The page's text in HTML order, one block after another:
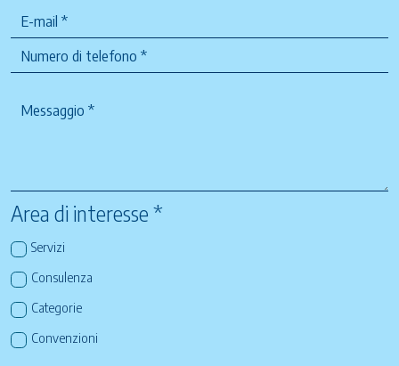
Area di interesse *
Servizi
Consulenza
Categorie
Convenzioni